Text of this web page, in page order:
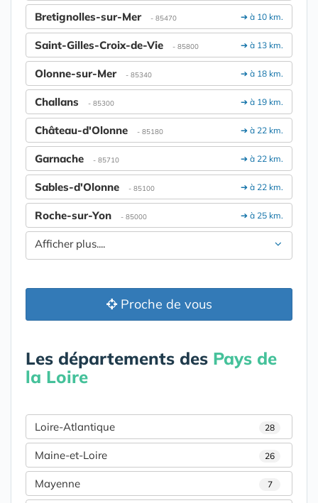
➔ à 10 km.
Bretignolles-sur-Mer - 85470
➔ à 13 km.
Saint-Gilles-Croix-de-Vie - 85800
➔ à 18 km.
Olonne-sur-Mer - 85340
➔ à 19 km.
Challans - 85300
➔ à 22 km.
Château-d'Olonne - 85180
➔ à 22 km.
Garnache - 85710
➔ à 22 km.
Sables-d'Olonne - 85100
➔ à 25 km.
Roche-sur-Yon - 85000
Afficher plus....
Proche de vous
Les départements des Pays de
la Loire
Loire-Atlantique 28
Maine-et-Loire 26
Mayenne 7